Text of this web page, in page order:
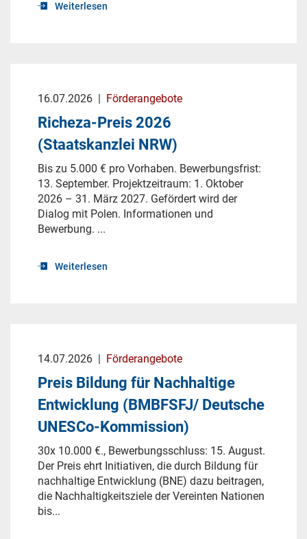
Weiterlesen
16.07.2026 | Förderangebote
Richeza-Preis 2026
(Staatskanzlei NRW)
Bis zu 5.000 € pro Vorhaben. Bewerbungsfrist:
13. September. Projektzeitraum: 1. Oktober
2026 – 31. März 2027. Gefördert wird der
Dialog mit Polen. Informationen und
Bewerbung. ...
Weiterlesen
14.07.2026 | Förderangebote
Preis Bildung für Nachhaltige
Entwicklung (BMBFSFJ/ Deutsche
UNESCo-Kommission)
30x 10.000 €., Bewerbungsschluss: 15. August.
Der Preis ehrt Initiativen, die durch Bildung für
nachhaltige Entwicklung (BNE) dazu beitragen,
die Nachhaltigkeitsziele der Vereinten Nationen
bis...